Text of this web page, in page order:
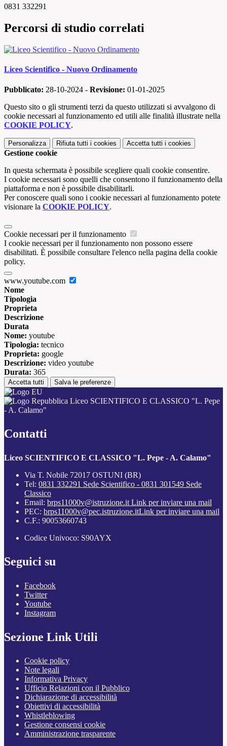
0831 332291
Percorsi di studio correlati
Liceo Scientifico - Nuovo Ordinamento
Pubblicato: 28-10-2024 - Revisione: 01-01-2025
Questo sito o gli strumenti terzi da questo utilizzati si avvalgono di
cookie necessari al funzionamento ed utili alle finalità illustrate nella
COOKIE POLICY.
Personalizza Rifiuta tutti i cookies Accetta tutti i cookies
Gestione cookie
In questa schermata è possibile scegliere quali cookie consentire.
I cookie necessari sono quelli che consentono il funzionamento della
piattaforma e non è possibile disabilitarli.
Per conoscere quali sono i cookie necessari al funzionamento potete
visionare la COOKIE POLICY.
Cookie necessari per il funzionamento
I cookie necessari per il funzionamento non possono essere
disabilitati. È possibile consultare l'elenco nella pagina della cookie
policy.
www.youtube.com
Nome
Tipologia
Proprieta
Descrizione
Durata
Nome: youtube
Tipologia: tecnico
Proprieta: google
Descrizione: video youtube
Durata: 365
Accetta tutti Salva le preferenze
Liceo SCIENTIFICO E CLASSICO "L. Pepe
- A. Calamo"
Contatti
Liceo SCIENTIFICO E CLASSICO "L. Pepe - A. Calamo"
Via T. Nobile 72017 OSTUNI (BR)
Tel: 0831 332291 Sede Scientifico - 0831 301549 Sede
Classico
Email: brps11000v@istruzione.it Link per inviare una mail
PEC: brps11000v@pec.istruzione.itLink per inviare una mail
C.F.: 90053660743
Codice Univoco: S90AYX
Seguici su
Facebook
Twitter
Youtube
Instagram
Sezione Link Utili
Cookie policy
Note legali
Informativa Privacy
Ufficio Relazioni con il Pubblico
Dichiarazione di accessibilità
Obiettivi di accessibilità
Whistleblowing
Gestione consensi cookie
Amministrazione trasparente